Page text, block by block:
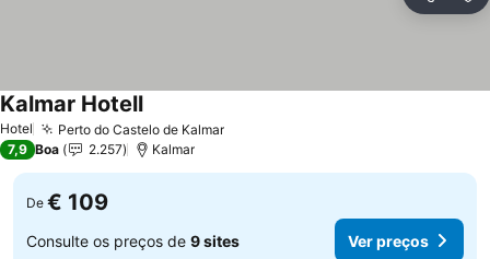
Hotel Perto do Castelo de Kalmar
Kalmar Hotell
7,9 Boa 2.257 Kalmar
De € 109
Consulte os preços de 9 sites Ver preços